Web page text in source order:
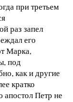
при третьем
раз запел
его
Марка,
под
как и другие
кратко
Петр не